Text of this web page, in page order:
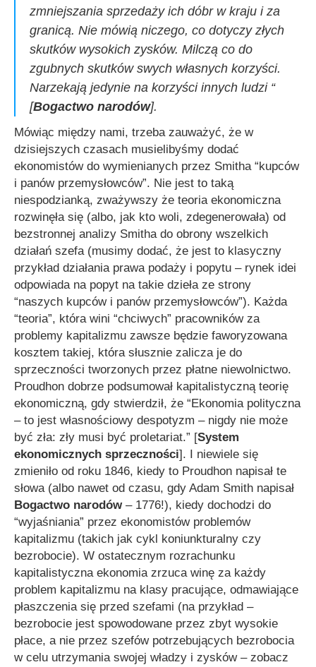
zmniejszania sprzedaży ich dóbr w kraju i za
granicą. Nie mówią niczego, co dotyczy złych
skutków wysokich zysków. Milczą co do
zgubnych skutków swych własnych korzyści.
Narzekają jedynie na korzyści innych ludzi “
[Bogactwo narodów].
Mówiąc między nami, trzeba zauważyć, że w
dzisiejszych czasach musielibyśmy dodać
ekonomistów do wymienianych przez Smitha “kupców
i panów przemysłowców”. Nie jest to taką
niespodzianką, zważywszy że teoria ekonomiczna
rozwinęła się (albo, jak kto woli, zdegenerowała) od
bezstronnej analizy Smitha do obrony wszelkich
działań szefa (musimy dodać, że jest to klasyczny
przykład działania prawa podaży i popytu – rynek idei
odpowiada na popyt na takie dzieła ze strony
“naszych kupców i panów przemysłowców”). Każda
“teoria”, która wini “chciwych” pracowników za
problemy kapitalizmu zawsze będzie faworyzowana
kosztem takiej, która słusznie zalicza je do
sprzeczności tworzonych przez płatne niewolnictwo.
Proudhon dobrze podsumował kapitalistyczną teorię
ekonomiczną, gdy stwierdził, że “Ekonomia polityczna
– to jest własnościowy despotyzm – nigdy nie może
być zła: zły musi być proletariat.” [System
ekonomicznych sprzeczności]. I niewiele się
zmieniło od roku 1846, kiedy to Proudhon napisał te
słowa (albo nawet od czasu, gdy Adam Smith napisał
Bogactwo narodów– 1776!), kiedy dochodzi do
“wyjaśniania” przez ekonomistów problemów
kapitalizmu (takich jak cykl koniunkturalny czy
bezrobocie). W ostatecznym rozrachunku
kapitalistyczna ekonomia zrzuca winę za każdy
problem kapitalizmu na klasy pracujące, odmawiające
płaszczenia się przed szefami (na przykład –
bezrobocie jest spowodowane przez zbyt wysokie
płace, a nie przez szefów potrzebujących bezrobocia
w celu utrzymania swojej władzy i zysków – zobacz